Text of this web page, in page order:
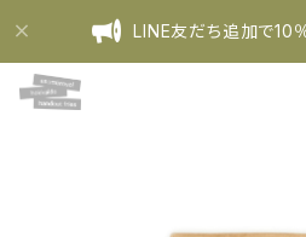
LINE友だち追加で10